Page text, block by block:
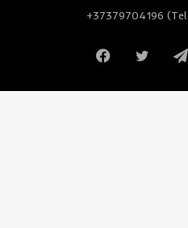
+37379704196
FacebookTwitter